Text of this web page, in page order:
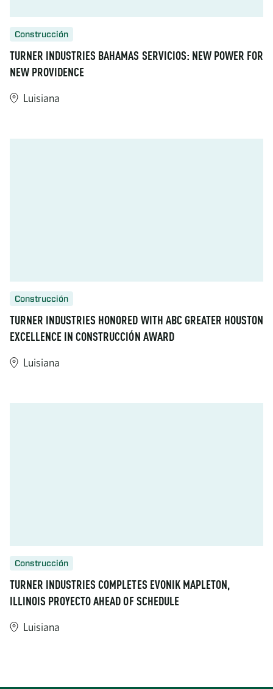
Construcción
TURNER INDUSTRIES BAHAMAS SERVICIOS: NEW POWER FOR
NEW PROVIDENCE
Luisiana
Construcción
TURNER INDUSTRIES HONORED WITH ABC GREATER HOUSTON
EXCELLENCE IN CONSTRUCCIÓN AWARD
Luisiana
Construcción
TURNER INDUSTRIES COMPLETES EVONIK MAPLETON,
ILLINOIS PROYECTO AHEAD OF SCHEDULE
Luisiana